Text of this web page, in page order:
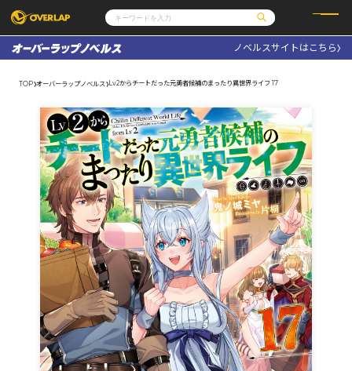
コミックガルド
コミッククリエ
文庫
ノベルス
その他
コミックエッセイ
ポケットモンスター
アニメ
ゲーム
通販・NEWS
OVERLAP STORE
オーバーラップ広報室
企業
会社概要
採用情報
アクセス
オーバーラップホールディングス
お問い合わせはこちら
オーバーラップ文庫
オーバーラップノベルス
オーバーラップノベルスf
ノベルスサイトはこちら
TOP オーバーラップノベルス Lv2からチートだった元勇者候補のまったり異世界ライフ 17